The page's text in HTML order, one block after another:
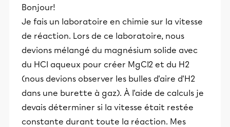
Bonjour!
Je fais un laboratoire en chimie sur la vitesse
de réaction. Lors de ce laboratoire, nous
devions mélangé du magnésium solide avec
du HCl aqueux pour créer MgCl2 et du H2
(nous devions observer les bulles d'aire d'H2
dans une burette à gaz). À l'aide de calculs je
devais déterminer si la vitesse était restée
constante durant toute la réaction. Mes